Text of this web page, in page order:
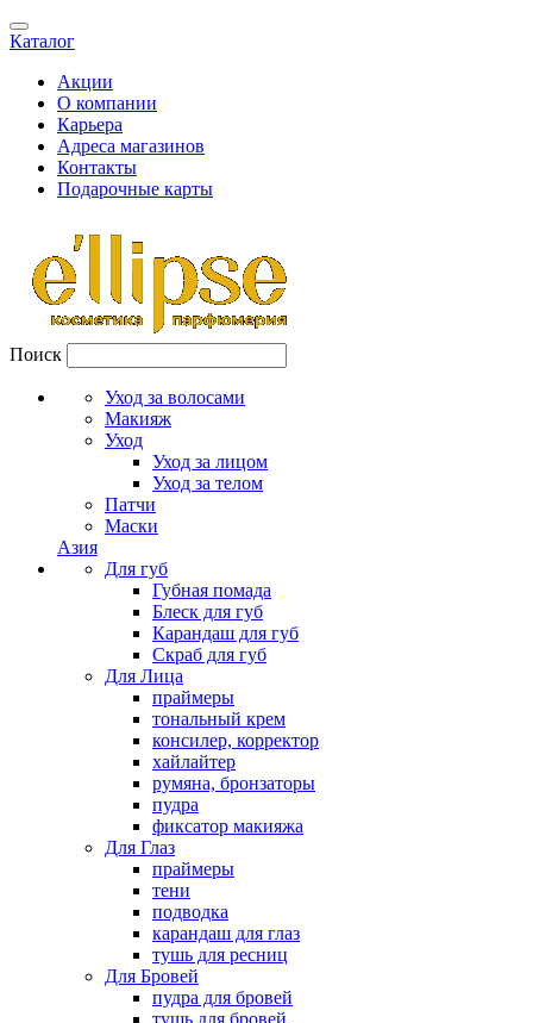
Каталог
Акции
О компании
Карьера
Адреса магазинов
Контакты
Подарочные карты
Поиск
Уход за волосами
Макияж
Уход
Уход за лицом
Уход за телом
Патчи
Маски
Азия
Для губ
Губная помада
Блеск для губ
Карандаш для губ
Скраб для губ
Для Лица
праймеры
тональный крем
консилер, корректор
хайлайтер
румяна, бронзаторы
пудра
фиксатор макияжа
Для Глаз
праймеры
тени
подводка
карандаш для глаз
тушь для ресниц
Для Бровей
пудра для бровей
тушь для бровей